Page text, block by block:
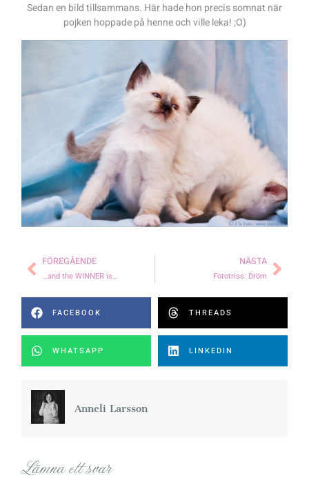
Sedan en bild tillsammans. Här hade hon precis somnat när
pojken hoppade på henne och ville leka! ;O)
FÖREGÅENDE
…and the WINNER is…
NÄSTA
Fototriss: Dröm
FACEBOOK THREADS
WHATSAPP LINKEDIN
Anneli Larsson
Lämna ett svar